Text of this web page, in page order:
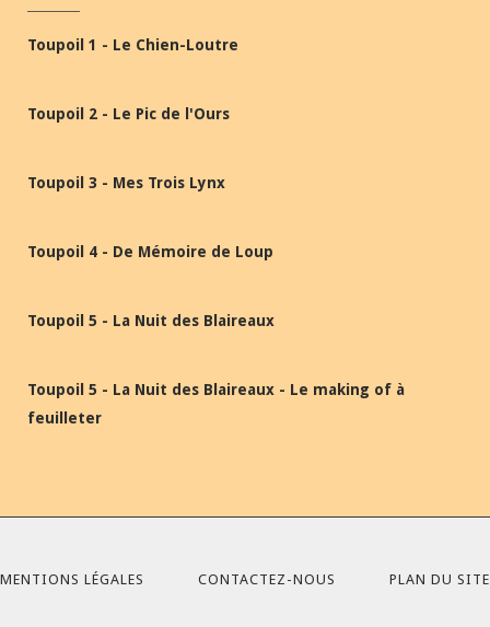
Toupoil 1 - Le Chien-Loutre
Toupoil 2 - Le Pic de l'Ours
Toupoil 3 - Mes Trois Lynx
Toupoil 4 - De Mémoire de Loup
Toupoil 5 - La Nuit des Blaireaux
Toupoil 5 - La Nuit des Blaireaux - Le making of à
feuilleter
MENTIONS LÉGALES CONTACTEZ-NOUS PLAN DU SITE